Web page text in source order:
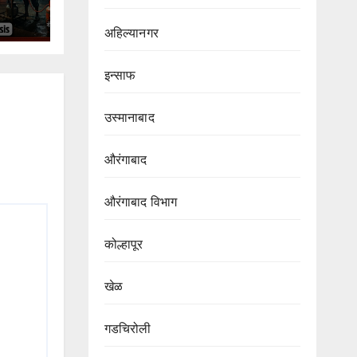
अहिल्यानगर
इन्साफ
उस्मानाबाद
औरंगाबाद
औरंगाबाद विभाग‌
कोल्हापूर
खेळ
गडचिरोली